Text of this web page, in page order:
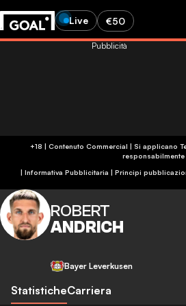
Live €50
+18 | Contenuto Commercial | Si applicano
responsabilmente
| Informativa Pubblicitaria | Principi
Pubblicità
ROBERT
ANDRICH
Bayer Leverkusen
StatisticheCarriera